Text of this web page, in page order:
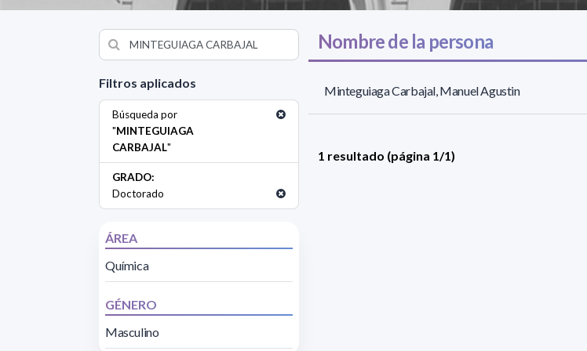
Filtros aplicados
Búsqueda por
"MINTEGUIAGA
CARBAJAL"
GRADO:
Doctorado
ÁREA
Química
GÉNERO
Masculino
Nombre de la persona
Minteguiaga Carbajal, Manuel Agustin
1 resultado (página 1/1)